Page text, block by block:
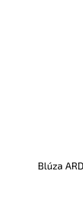
Blúza